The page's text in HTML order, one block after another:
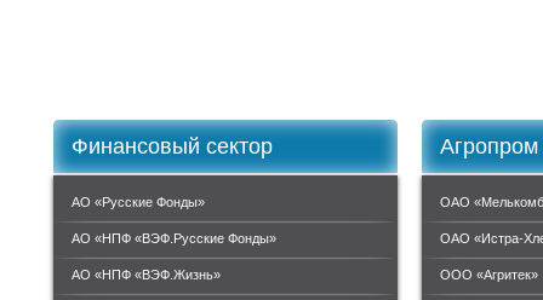
Финансовый сектор
АО «Русские Фонды»
АО «НПФ «ВЭФ.Русские Фонды»
АО «НПФ «ВЭФ.Жизнь»
Агропром
ОАО
ОАО «Истра-
ООО «Агритек»